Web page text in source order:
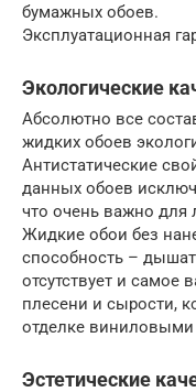
бумажных обоев.
Эксплуатационная
Экологические
Абсолютно все
жидких обоев
Антистатические
данных обоев
что очень важно для
Жидкие обои без
способность –
отсутствует и самое
плесени и сырости,
отделке
Эстетические